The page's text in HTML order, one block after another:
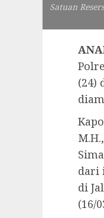
Satuan
(24)
dari
di
(16/